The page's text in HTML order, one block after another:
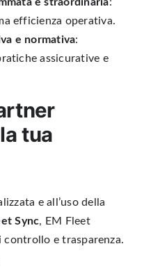
efficienza operativa.
e normativa:
assicurative e
tua
e all’uso della
Sync, EM Fleet
controllo e trasparenza.